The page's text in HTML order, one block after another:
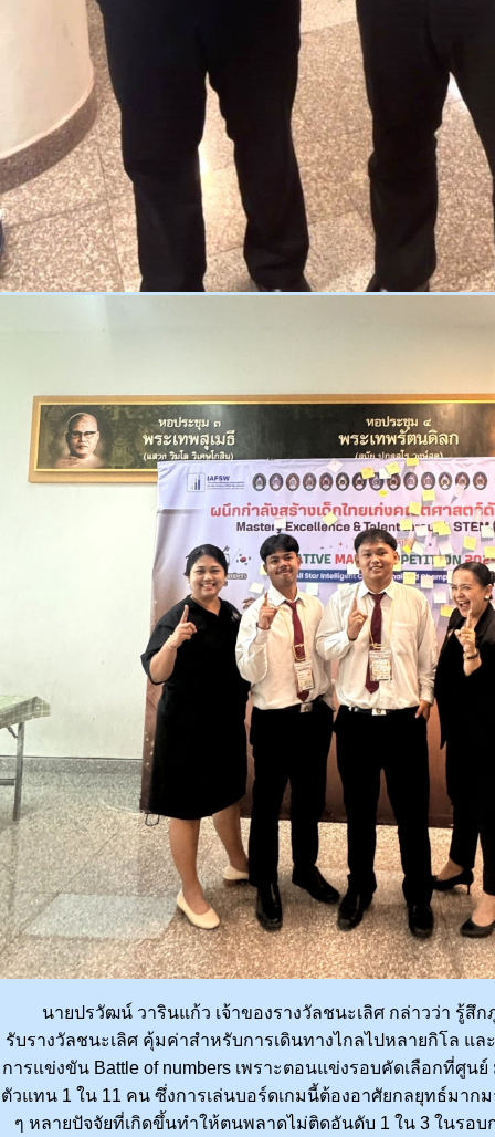
นายปรวัฒน์ วารินแก้ว เจ้าของรางวัลชนะเลิศ กล่าวว่า รู้สึก
รับรางวัลชนะเลิศ คุ้มค่าสำหรับการเดินทางไกลไปหลายกิโล แ
การแข่งขัน Battle of numbers เพราะตอนแข่งรอบคัดเลือกที่ศูน
ตัวแทน 1 ใน 11 คน ซึ่งการเล่นบอร์ดเกมนี้ต้องอาศัยกลยุทธ์มาก
ๆ หลายปัจจัยที่เกิดขึ้นทำให้ตนพลาดไม่ติดอันดับ 1 ใน 3 ในรอบ